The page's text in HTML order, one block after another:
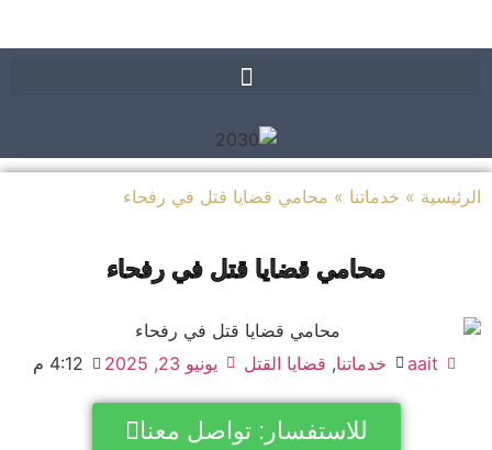
»خدماتنا»محامي قضايا قتل في رفحاء
محامي قضايا قتل في رفحاء
aait خدماتنا,قضايا القتل يونيو 23, 2025 4:12 م
للاستفسار: تواصل معنا